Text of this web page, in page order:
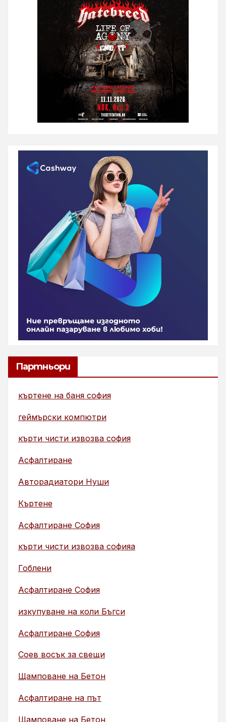
Партньори
къртене на баня софия
геймърски компютри
кърти чисти извозва софия
Асфалтиране
Авторадиатори Нуши
Къртене
Асфалтиране София
кърти чисти извозва софияа
Гоблени
Асфалтиране София
изкупуване на коли Бъгси
Асфалтиране София
Соев восък за свещи
Щамповане на Бетон
Асфалтиране на път
Щамповане на Бетон